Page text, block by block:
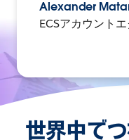
Alexander
ECSアカウント
世界中で